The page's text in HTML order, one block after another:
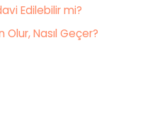
Edilebilir mi?
Olur, Nasıl Geçer?